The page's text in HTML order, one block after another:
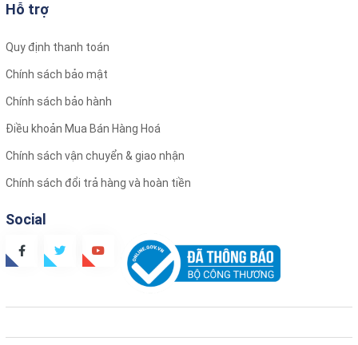
Hỗ trợ
Quy định thanh toán
Chính sách bảo mật
Chính sách bảo hành
Điều khoản Mua Bán Hàng Hoá
Chính sách vận chuyển & giao nhận
Chính sách đổi trả hàng và hoàn tiền
Social